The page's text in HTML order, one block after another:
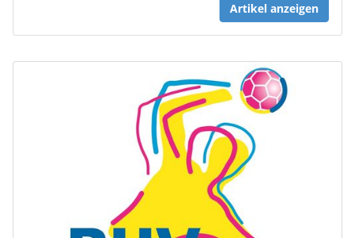
Artikel anzeigen